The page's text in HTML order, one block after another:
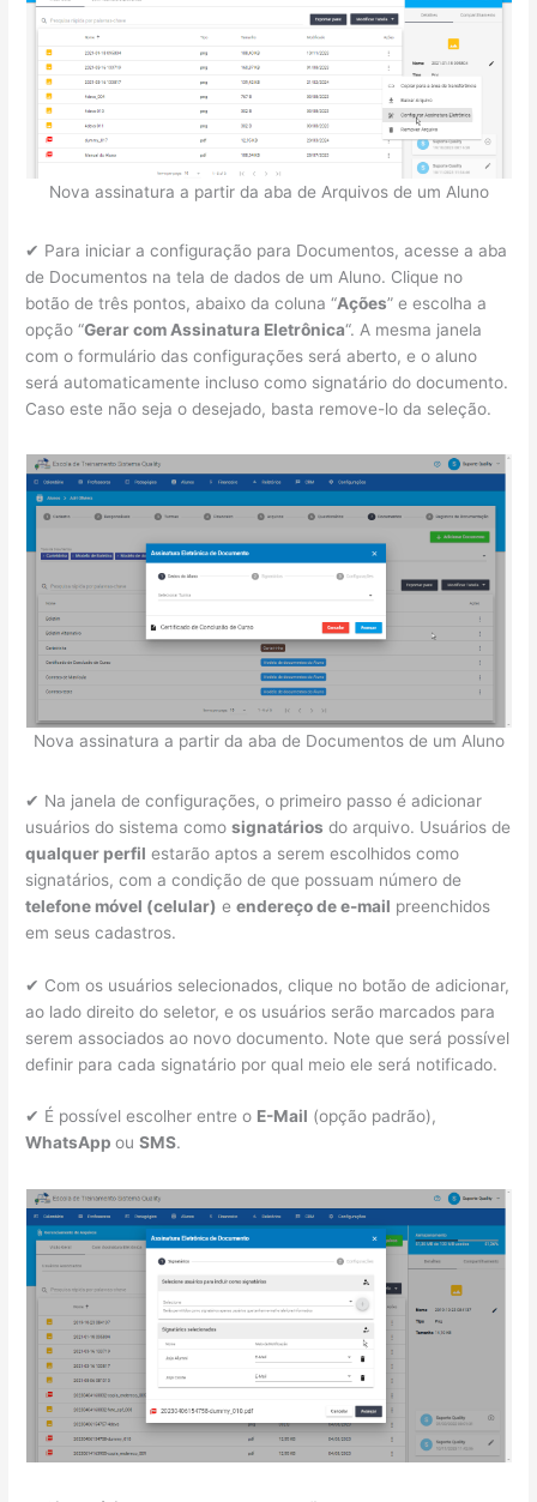
Nova assinatura a partir da aba de Arquivos de um Aluno
✔ Para iniciar a configuração para Documentos, acesse a aba
de Documentos na tela de dados de um Aluno. Clique no
botão de três pontos, abaixo da coluna “Ações” e escolha a
opção “Gerar com Assinatura Eletrônica“. A mesma janela
com o formulário das configurações será aberto, e o aluno
será automaticamente incluso como signatário do documento.
Caso este não seja o desejado, basta remove-lo da seleção.
Nova assinatura a partir da aba de Documentos de um Aluno
✔ Na janela de configurações, o primeiro passo é adicionar
usuários do sistema comosignatários do arquivo. Usuários de
qualquer perfil estarão aptos a serem escolhidos como
signatários, com a condição de que possuam número de
telefone móvel (celular) eendereço de e-mail preenchidos
em seus cadastros.
✔ Com os usuários selecionados, clique no botão de adicionar,
ao lado direito do seletor, e os usuários serão marcados para
serem associados ao novo documento. Note que será possível
definir para cada signatário por qual meio ele será notificado.
✔ É possível escolher entre o E-Mail (opção padrão),
WhatsAppouSMS.